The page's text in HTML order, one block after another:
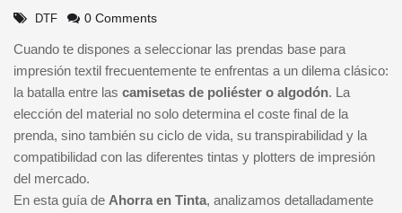
DTF 0 Comments
Cuando te dispones a seleccionar las prendas base para
impresión textil frecuentemente te enfrentas a un dilema clásico:
la batalla entre las camisetas de poliéster o algodón. La
elección del material no solo determina el coste final de la
prenda, sino también su ciclo de vida, su transpirabilidad y la
compatibilidad con las diferentes tintas y plotters de impresión
del mercado.
En esta guía de Ahorra en Tinta, analizamos detalladamente